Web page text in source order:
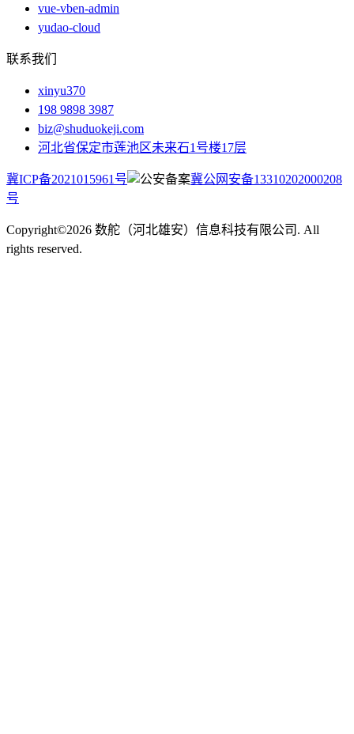
vue-vben-admin
yudao-cloud
联系我们
xinyu370
198 9898 3987
biz@shuduokeji.com
河北省保定市莲池区未来石1号楼17层
冀ICP备2021015961号
冀公网安备13310202000208
号
Copyright©2026 数舵（河北雄安）信息科技有限公司. All
rights reserved.